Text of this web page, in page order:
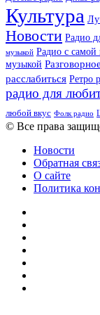
Культура
Новости Радио
музыкой Радио с самой
музыкой
расслабиться Ретро
радио для
любой вкус Фолк радио
© Все права
Новости
Обратная
О сайте
Политика